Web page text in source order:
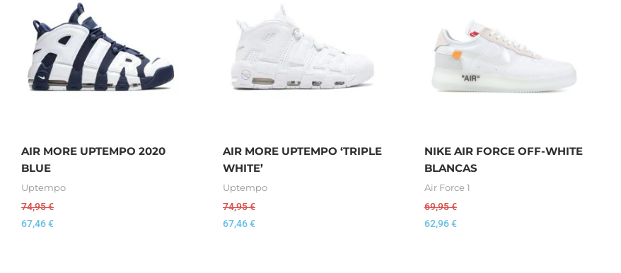
AIR MORE UPTEMPO 2020
BLUE
Uptempo
74,95€
67,46€
AIR MORE UPTEMPO ‘TRIPLE
WHITE’
Uptempo
74,95€
67,46€
NIKE AIR FORCE OFF-WHITE
BLANCAS
Air Force 1
69,95€
62,96€